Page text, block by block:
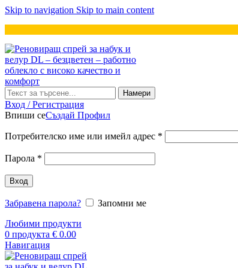
Skip to navigation Skip to main content
Намери
Вход / Регистрация
Впиши сеСъздай Профил
Потребителско име или имейл адрес *
Парола *
Вход
Забравена парола?
Запомни ме
Любими продукти
0 продукта € 0.00
Навигация